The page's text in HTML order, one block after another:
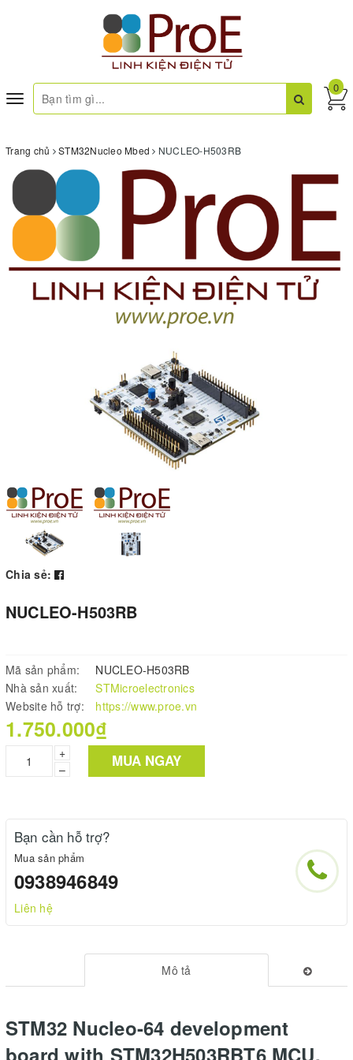
Toggle
navigation
0
Trang chủ STM32Nucleo Mbed NUCLEO-H503RB
Chia sẻ:
NUCLEO-H503RB
Mã sản phẩm:
NUCLEO-H503RB
Nhà sản xuất:
STMicroelectronics
Website hỗ trợ:
https://www.proe.vn
1.750.000₫
+
–
MUA NGAY
Bạn cần hỗ trợ?
Mua sản phẩm
0938946849
Liên hệ
Mô tả
STM32 Nucleo-64 development
board with STM32H503RBT6 MCU,